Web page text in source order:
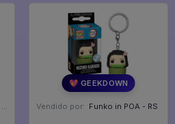
💖 GEEKDOWN
Vendido por: Funko in POA - RS